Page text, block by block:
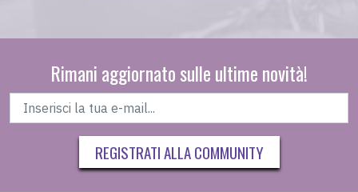
Rimani aggiornato sulle ultime novità!
REGISTRATI ALLA COMMUNITY